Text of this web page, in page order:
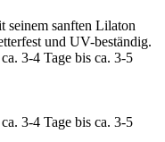
sanften Lilaton
und UV-beständig.
3-4 Tage bis ca. 3-5
3-4 Tage bis ca. 3-5